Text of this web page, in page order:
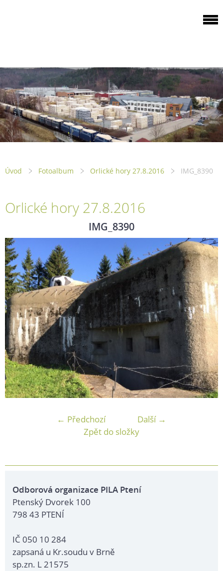
Úvod Fotoalbum Orlické hory 27.8.2016 IMG_8390
Orlické hory 27.8.2016
IMG_8390
← Předchozí
Další →
Zpět do složky
Odborová organizace PILA Ptení
Ptenský Dvorek 100
798 43 PTENÍ
IČ 050 10 284
zapsaná u Kr.soudu v Brně
sp.zn. L 21575